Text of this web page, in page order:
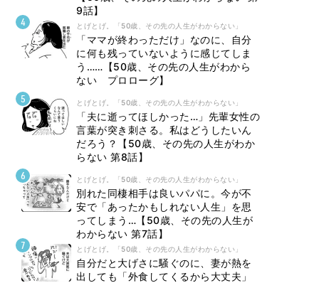
9話】
とげとげ。「50歳、その先の人生がわからない」
「ママが終わっただけ」なのに、自分
に何も残っていないように感じてしま
う……【50歳、その先の人生がわから
ない プロローグ】
とげとげ。「50歳、その先の人生がわからない」
「夫に逝ってほしかった…」先輩女性の
言葉が突き刺さる。私はどうしたいん
だろう？【50歳、その先の人生がわか
らない 第8話】
とげとげ。「50歳、その先の人生がわからない」
別れた同棲相手は良いパパに。今が不
安で「あったかもしれない人生」を思
ってしまう…【50歳、その先の人生が
わからない 第7話】
とげとげ。「50歳、その先の人生がわからない」
自分だと大げさに騒ぐのに、妻が熱を
出しても「外食してくるから大丈夫」